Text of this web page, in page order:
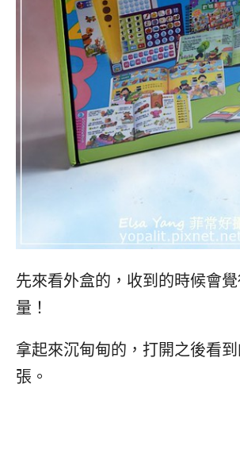
先來看外盒的，收到的時候會
量！
拿起來沉甸甸的，打開之後看
張。